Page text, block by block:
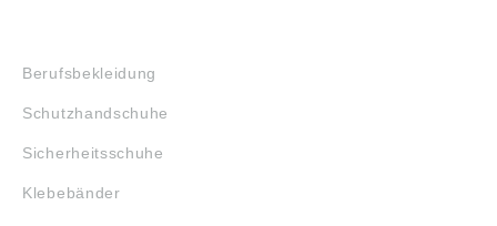
Berufsbekleidung
Schutzhandschuhe
Sicherheitsschuhe
Klebebänder